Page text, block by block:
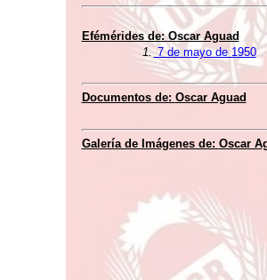
Efémérides de:Oscar Aguad
1.7 de mayo de 1950
Documentos de: Oscar Aguad
Galería de Imágenes de: Oscar